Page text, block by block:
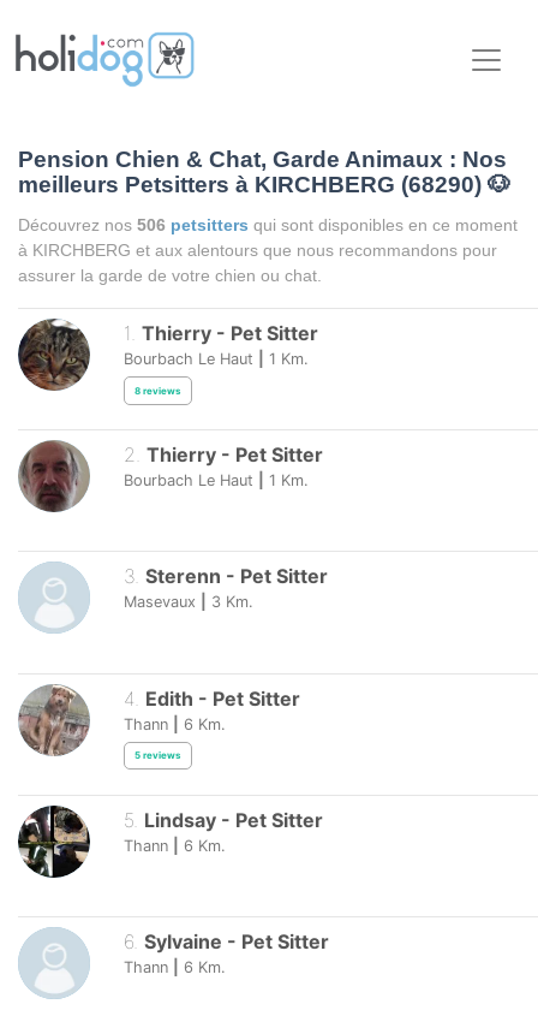
Pension Chien & Chat, Garde Animaux : Nos
meilleurs Petsitters à KIRCHBERG (68290) 🐶
Découvrez nos 506 petsitters qui sont disponibles en ce moment
à KIRCHBERG et aux alentours que nous recommandons pour
assurer la garde de votre chien ou chat.
1. Thierry - Pet Sitter
Bourbach Le Haut 1 Km.
8 reviews
2. Thierry - Pet Sitter
Bourbach Le Haut 1 Km.
3. Sterenn - Pet Sitter
Masevaux 3 Km.
4 Edith - Pet Sitter
Thann 6 Km.
5 reviews
5 Lindsay - Pet Sitter
Thann 6 Km.
6. Sylvaine - Pet Sitter
Thann 6 Km.